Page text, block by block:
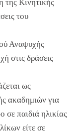
Κινητικής
του
Αναψυχής
στις δράσεις
ως
ακαδημιών για
σε παιδιά ηλικίας
είτε σε